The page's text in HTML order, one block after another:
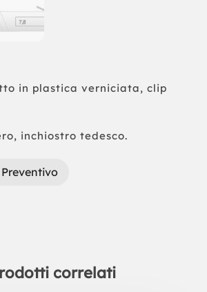
in plastica verniciata, clip
inchiostro tedesco.
correlati